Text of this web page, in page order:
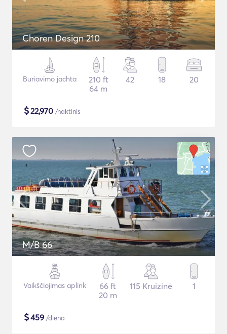
Choren Design 210
Buriavimo jachta
210 ft
64 m
42 18 20
$22,970 /naktinis
M/B 66
Vaikščiojimas aplink
66 ft
20 m
115 Kruizinė 1
$459 /diena